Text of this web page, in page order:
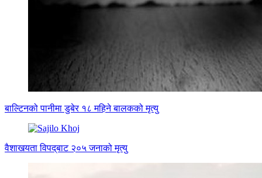
बाल्टिनको पानीमा डुबेर १८ महिने बालकको मृत्यु
वैशाखयता विपद्‌बाट २०५ जनाको मृत्यु